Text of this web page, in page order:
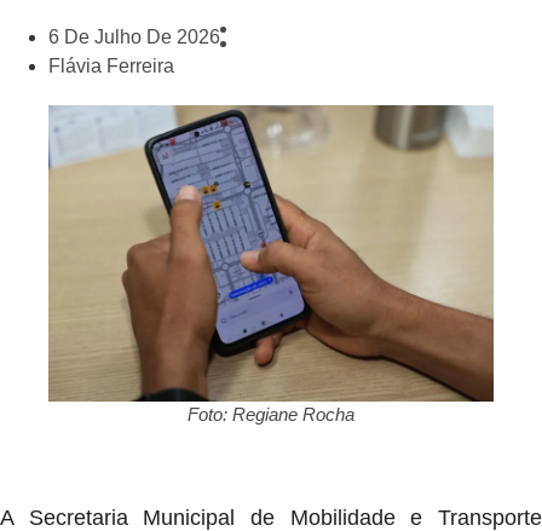
6 De Julho De 2026
Flávia Ferreira
Foto: Regiane Rocha
A Secretaria Municipal de Mobilidade e Transporte